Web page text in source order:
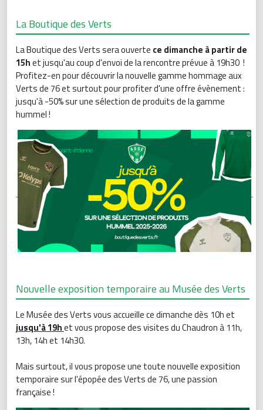
La Boutique des Verts
La Boutique des Verts sera ouverte ce dimanche à partir de
15het jusqu'au coup d'envoi de la rencontre prévue à 19h30 !
Profitez-en pour découvrir la nouvelle gamme hommage aux
Verts de 76 et surtout pour profiter d'une offre évènement :
jusqu'à -50% sur une sélection de produits de la gamme
hummel !
Nouvelle exposition temporaire au Musée des Verts
Le Musée des Verts vous accueille ce dimanche dès 10h et
jusqu'à 19het vous propose des visites du Chaudron à 11h,
13h, 14h et 14h30.
Mais surtout, il vous propose une toute nouvelle exposition
temporaire sur l'épopée des Verts de 76, une passion
française !